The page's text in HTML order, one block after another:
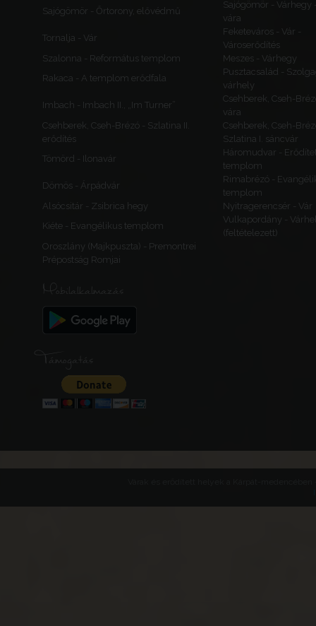
Sajógömör - Őrtorony, elővédmű
Sajógömör - Várhegy
vára
Tornalja - Vár
Feketeváros - Vár -
Városerődítés
Szalonna - Református templom
Meszes - Várhegy
Rakaca - A templom erődfala
Pusztacsalád -
várhely
Imbach - Imbach II., „Im Turner”
Csehberek, Cseh-
vára
Csehberek, Cseh-Brézó - Szlatina II.
erődítés
Csehberek, Cseh-
Szlatina I. sáncvár
Tömörd - Ilonavár
Háromudvar -
templom
Dömös - Árpádvár
Rimabrézó -
templom
Alsócsitár - Zsibrica hegy
Nyitragerencsér - Vár
Kiéte - Evangélikus templom
Vulkapordány -
(feltételezett)
Oroszlány (Majkpuszta) - Premontrei
Prépostság Romjai
Mobilalkalmazás
Támogatás